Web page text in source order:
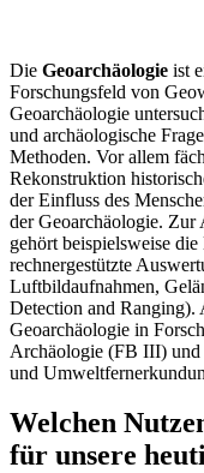
Die Geoarchäologie ist
Forschungsfeld von
Geoarchäologie
und archäologische
Methoden. Vor allem
Rekonstruktion
der Einfluss des
der Geoarchäologie. Zur
gehört beispielsweise
rechnergestützte
Luftbildaufnahmen,
Detection and
Geoarchäologie in
Archäologie (FB III)
und
Welchen
für unsere